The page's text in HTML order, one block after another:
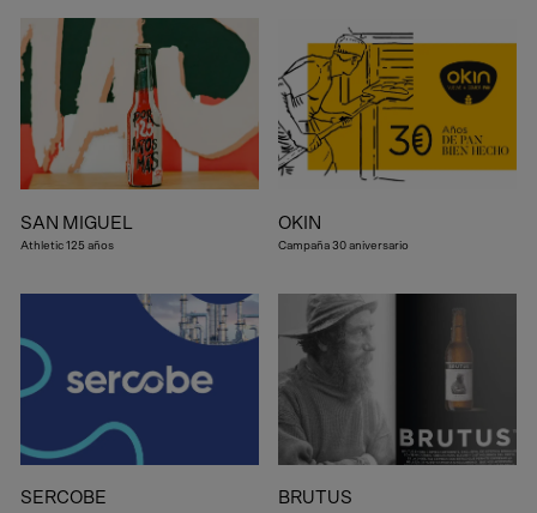
SAN MIGUEL
Athletic 125 años
OKIN
Campaña 30 aniversario
SERCOBE BRUTUS